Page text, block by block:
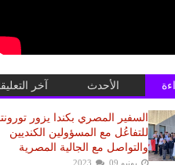
الأحدث آخر
السفير المصري بكندا يزور
للتفاعُل مع المسؤولين الكنديين
والتواصل مع الجالية المصرية
يونيو 09, 2023